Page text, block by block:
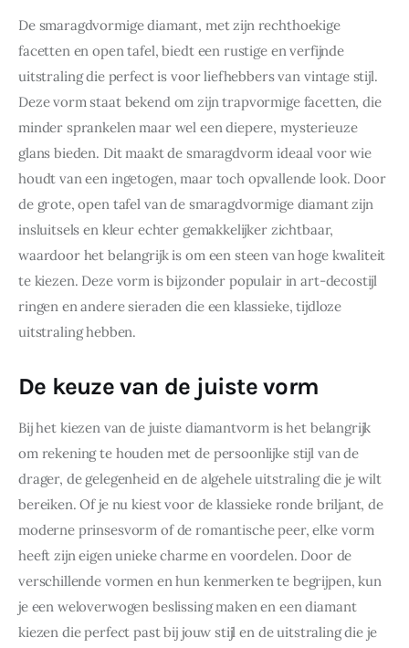
De smaragdvormige diamant, met zijn rechthoekige
facetten en open tafel, biedt een rustige en verfijnde
uitstraling die perfect is voor liefhebbers van vintage stijl.
Deze vorm staat bekend om zijn trapvormige facetten, die
minder sprankelen maar wel een diepere, mysterieuze
glans bieden. Dit maakt de smaragdvorm ideaal voor wie
houdt van een ingetogen, maar toch opvallende look. Door
de grote, open tafel van de smaragdvormige diamant zijn
insluitsels en kleur echter gemakkelijker zichtbaar,
waardoor het belangrijk is om een steen van hoge kwaliteit
te kiezen. Deze vorm is bijzonder populair in art-decostijl
ringen en andere sieraden die een klassieke, tijdloze
uitstraling hebben.
De keuze van de juiste vorm
Bij het kiezen van de juiste diamantvorm is het belangrijk
om rekening te houden met de persoonlijke stijl van de
drager, de gelegenheid en de algehele uitstraling die je wilt
bereiken. Of je nu kiest voor de klassieke ronde briljant, de
moderne prinsesvorm of de romantische peer, elke vorm
heeft zijn eigen unieke charme en voordelen. Door de
verschillende vormen en hun kenmerken te begrijpen, kun
je een weloverwogen beslissing maken en een diamant
kiezen die perfect past bij jouw stijl en de uitstraling die je